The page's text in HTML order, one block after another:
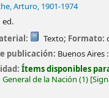
Arturo, 1901-1974
ed.
Texto; Formato:
publicación: Buenos Aires :
Ítems disponibles
de la Nación (1)